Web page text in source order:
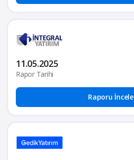
11.05.2025
Rapor Tarihi
Raporu İncele